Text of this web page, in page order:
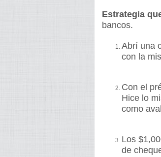
Estrategia
bancos.
Abrí una
con la
Con el
Hice lo
como
Los
de